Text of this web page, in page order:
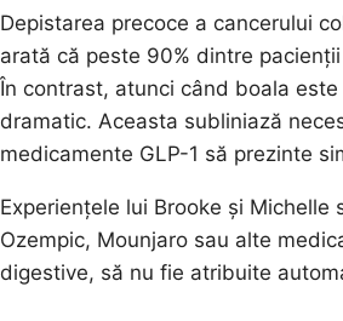
Depistarea precoce a cancerului
arată că peste 90% dintre
În contrast, atunci când boala
dramatic. Aceasta subliniază
medicamente GLP-1 să prezinte
Experiențele lui Brooke și
Ozempic, Mounjaro sau alte
digestive, să nu fie atribuite